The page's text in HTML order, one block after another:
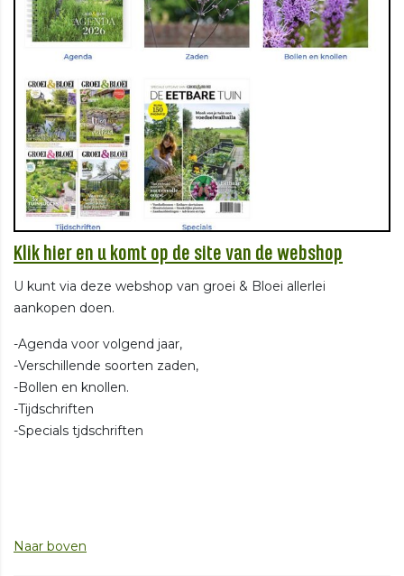
Klik hier en u komt op de site van de webshop
U kunt via deze webshop van groei & Bloei allerlei
aankopen doen.
-Agenda voor volgend jaar,
-Verschillende soorten zaden,
-Bollen en knollen.
-Tijdschriften
-Specials tjdschriften
Naar boven